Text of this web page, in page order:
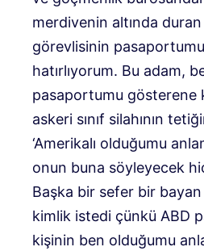
merdivenin altında
görevlisinin
hatırlıyorum. Bu adam,
pasaportumu gösterene
askeri sınıf silahının
‘Amerikalı olduğumu
onun buna söyleyecek
Başka bir sefer bir
kimlik istedi çünkü ABD
kişinin ben olduğumu